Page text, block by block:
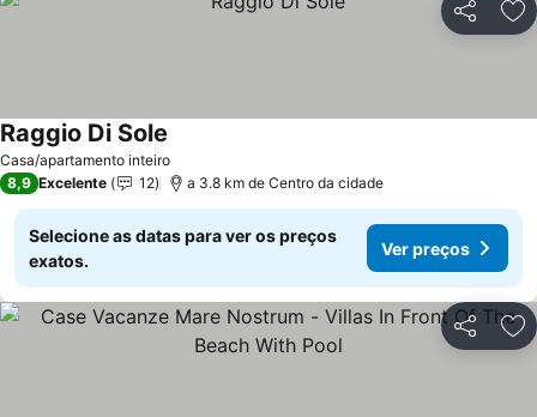
Partilhar
Casa/apartamento inteiro
Raggio Di Sole
8,9 Excelente 12 a 3.8 km de Centro da cidade
Selecione as datas para ver os preços
exatos.
Ver preços
Partilhar